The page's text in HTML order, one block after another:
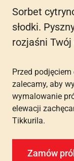
Sorbet
słodki.
rozjaśni Twój
Przed
zalecamy, aby
wymalowanie
elewacji
Tikkurila.
Zamów